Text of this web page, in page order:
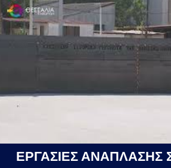
ΕΡΓΑΣΙΕΣ ΑΝΑΠΛΑΣΗΣ